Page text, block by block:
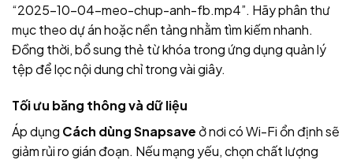
“2025-10-04-meo-chup-anh-fb.mp4”. Hãy phân thư
mục theo dự án hoặc nền tảng nhằm tìm kiếm nhanh.
Đồng thời, bổ sung thẻ từ khóa trong ứng dụng quản lý
tệp để lọc nội dung chỉ trong vài giây.
Tối ưu băng thông và dữ liệu
Áp dụng Cách dùng Snapsave ở nơi có Wi-Fi ổn định sẽ
giảm rủi ro gián đoạn. Nếu mạng yếu, chọn chất lượng